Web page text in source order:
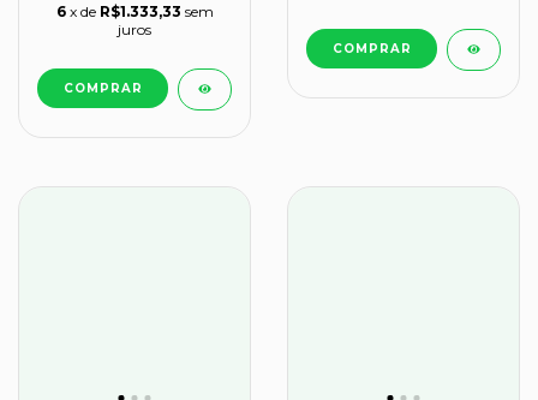
6 x de R$1.333,33 sem
juros